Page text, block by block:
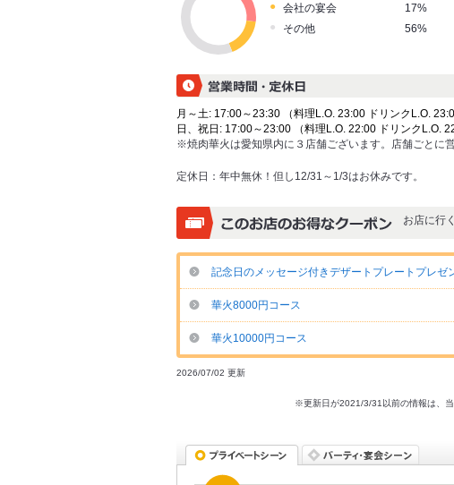
会社の宴会
17%
その他
56%
月～土: 17:00～23:30 （料理L.O. 23:00 ドリンクL.O.
日、祝日: 17:00～23:00 （料理L.O. 22:00 ドリンクL.O.
※焼肉華火は愛知県内に３店舗ございます。店舗ごとに
定休日： 年中無休！但し12/31～1/3はお休みです。
お店に行
記念日のメッセージ付きデザートプレートプレ
華火8000円コース
華火10000円コース
2026/07/02 更新
※更新日が2021/3/31以前の情報は、当